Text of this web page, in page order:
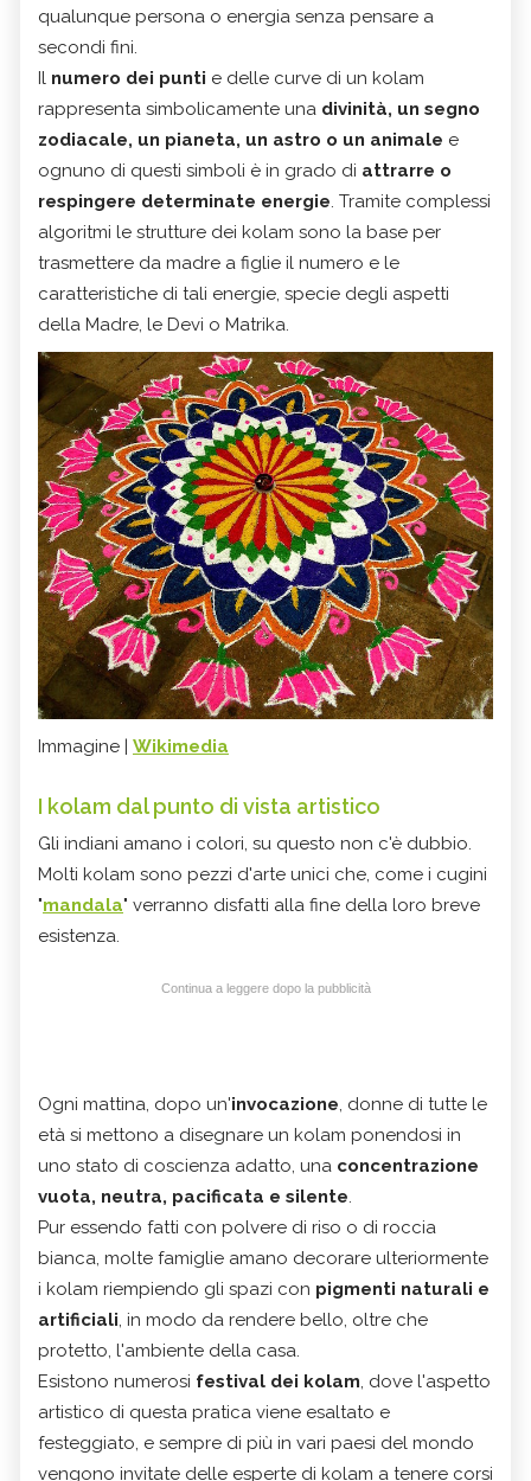
qualunque persona o energia senza pensare a
secondi fini.
Il numero dei punti e delle curve di un kolam
rappresenta simbolicamente una divinità, un segno
zodiacale, un pianeta, un astro o un animale e
ognuno di questi simboli è in grado di attrarre o
respingere determinate energie. Tramite complessi
algoritmi le strutture dei kolam sono la base per
trasmettere da madre a figlie il numero e le
caratteristiche di tali energie, specie degli aspetti
della Madre, le Devi o Matrika.
Immagine | Wikimedia
I kolam dal punto di vista artistico
Gli indiani amano i colori, su questo non c'è dubbio.
Molti kolam sono pezzi d'arte unici che, come i cugini
"mandala" verranno disfatti alla fine della loro breve
esistenza.
Continua a leggere dopo la pubblicità
Ogni mattina, dopo un'invocazione, donne di tutte le
età si mettono a disegnare un kolam ponendosi in
uno stato di coscienza adatto, una concentrazione
vuota, neutra, pacificata e silente.
Pur essendo fatti con polvere di riso o di roccia
bianca, molte famiglie amano decorare ulteriormente
i kolam riempiendo gli spazi con pigmenti naturali e
artificiali, in modo da rendere bello, oltre che
protetto, l'ambiente della casa.
Esistono numerosi festival dei kolam, dove l'aspetto
artistico di questa pratica viene esaltato e
festeggiato, e sempre di più in vari paesi del mondo
vengono invitate delle esperte di kolam a tenere corsi